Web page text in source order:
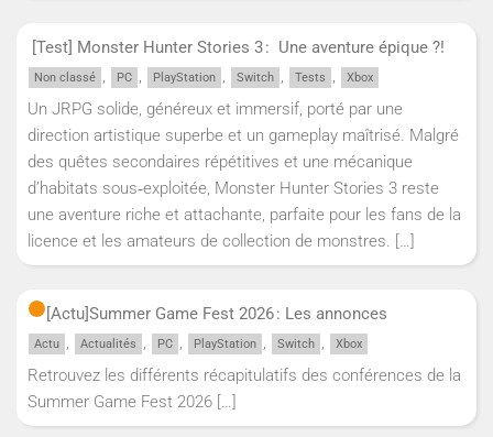
[Test] Monster Hunter Stories 3 : Une aventure épique ?!
Non classé , PC , PlayStation , Switch , Tests , Xbox
Un JRPG solide, généreux et immersif, porté par une
direction artistique superbe et un gameplay maîtrisé. Malgré
des quêtes secondaires répétitives et une mécanique
d’habitats sous‑exploitée, Monster Hunter Stories 3 reste
une aventure riche et attachante, parfaite pour les fans de la
licence et les amateurs de collection de monstres. […]
[Actu]Summer Game Fest 2026 : Les annonces
Actu , Actualités , PC , PlayStation , Switch , Xbox
Retrouvez les différents récapitulatifs des conférences de la
Summer Game Fest 2026 […]